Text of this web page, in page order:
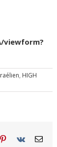
viewform?
, HIGH
Pinterest
Vk Email